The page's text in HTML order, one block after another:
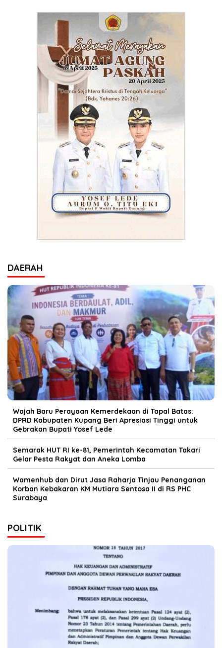
DAERAH
Wajah Baru Perayaan Kemerdekaan di Tapal Batas:
DPRD Kabupaten Kupang Beri Apresiasi Tinggi untuk
Gebrakan Bupati Yosef Lede
Semarak HUT RI ke-81, Pemerintah Kecamatan Takari
Gelar Pesta Rakyat dan Aneka Lomba
Wamenhub dan Dirut Jasa Raharja Tinjau Penanganan
Korban Kebakaran KM Mutiara Sentosa II di RS PHC
Surabaya
POLITIK